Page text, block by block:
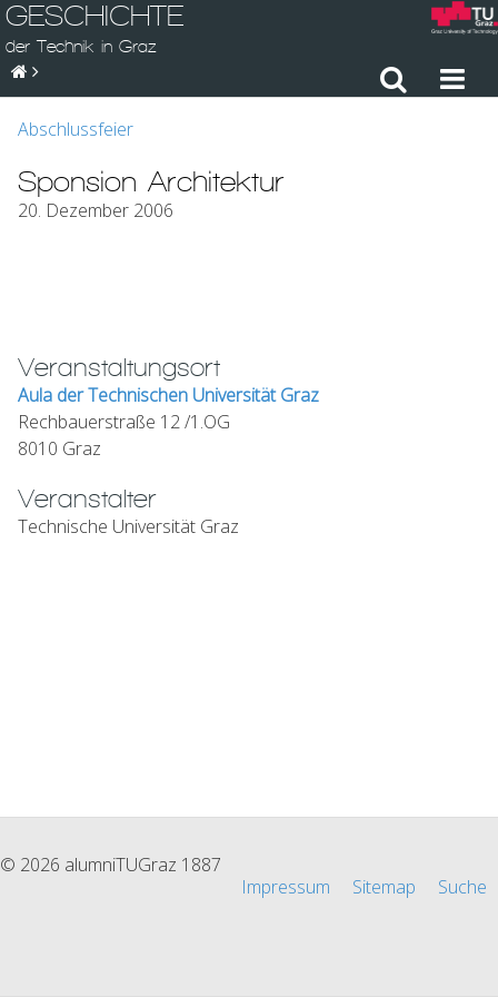
GESCHICHTE
der Technik in Graz
Abschlussfeier
Sponsion Architektur
20. Dezember 2006
Veranstaltungsort
Aula der Technischen Universität Graz
Rechbauerstraße 12 /1.OG
8010 Graz
Veranstalter
Technische Universität Graz
© 2026 alumniTUGraz 1887
Impressum
Sitemap Suche